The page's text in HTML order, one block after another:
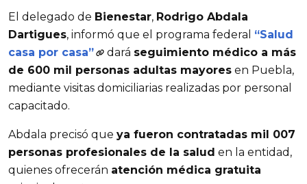
El delegado de Bienestar, Rodrigo Abdala
Dartigues, informó que el programa federal “Salud
casa por casa”
dará seguimiento médico a más
de 600 mil personas adultas mayores en Puebla,
mediante visitas domiciliarias realizadas por personal
capacitado.
Abdala precisó que ya fueron contratadas mil 007
personas profesionales de la salud en la entidad,
quienes ofrecerán atención médica gratuita